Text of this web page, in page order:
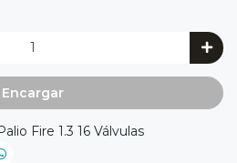
Encargar
Fire 1.3 16 Válvulas